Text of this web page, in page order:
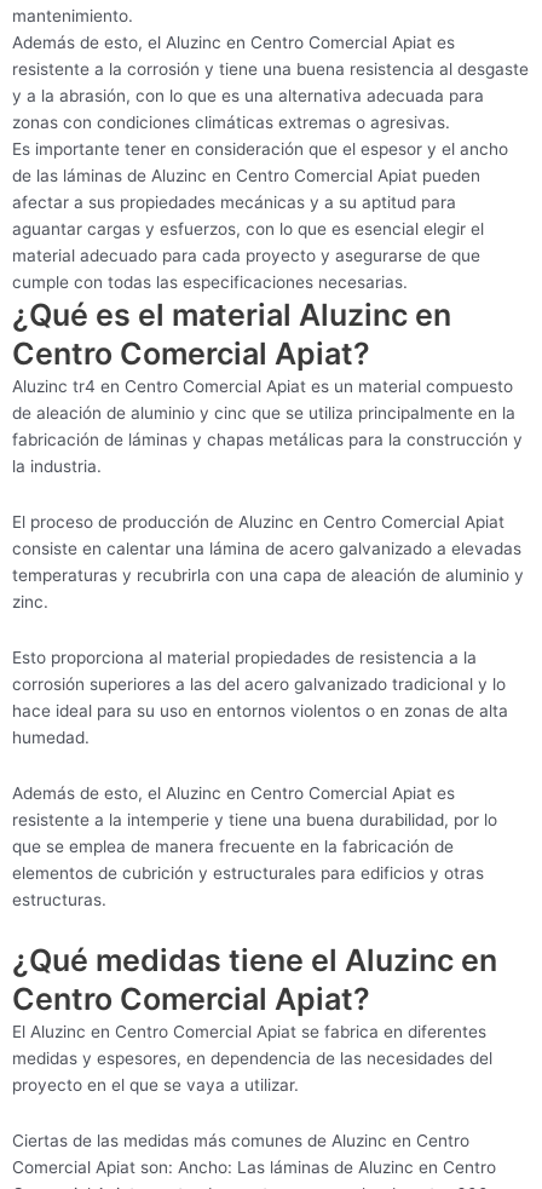
mantenimiento.
Además de esto, el Aluzinc en Centro Comercial Apiat es
resistente a la corrosión y tiene una buena resistencia al desgaste
y a la abrasión, con lo que es una alternativa adecuada para
zonas con condiciones climáticas extremas o agresivas.
Es importante tener en consideración que el espesor y el ancho
de las láminas de Aluzinc en Centro Comercial Apiat pueden
afectar a sus propiedades mecánicas y a su aptitud para
aguantar cargas y esfuerzos, con lo que es esencial elegir el
material adecuado para cada proyecto y asegurarse de que
cumple con todas las especificaciones necesarias.
¿Qué es el material Aluzinc en
Centro Comercial Apiat?
Aluzinc tr4 en Centro Comercial Apiat es un material compuesto
de aleación de aluminio y cinc que se utiliza principalmente en la
fabricación de láminas y chapas metálicas para la construcción y
la industria.
El proceso de producción de Aluzinc en Centro Comercial Apiat
consiste en calentar una lámina de acero galvanizado a elevadas
temperaturas y recubrirla con una capa de aleación de aluminio y
zinc.
Esto proporciona al material propiedades de resistencia a la
corrosión superiores a las del acero galvanizado tradicional y lo
hace ideal para su uso en entornos violentos o en zonas de alta
humedad.
Además de esto, el Aluzinc en Centro Comercial Apiat es
resistente a la intemperie y tiene una buena durabilidad, por lo
que se emplea de manera frecuente en la fabricación de
elementos de cubrición y estructurales para edificios y otras
estructuras.
¿Qué medidas tiene el Aluzinc en
Centro Comercial Apiat?
El Aluzinc en Centro Comercial Apiat se fabrica en diferentes
medidas y espesores, en dependencia de las necesidades del
proyecto en el que se vaya a utilizar.
Ciertas de las medidas más comunes de Aluzinc en Centro
Comercial Apiat son: Ancho: Las láminas de Aluzinc en Centro